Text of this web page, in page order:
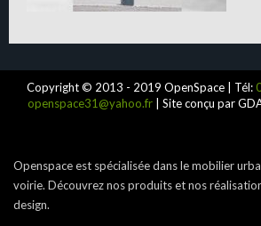
Copyright © 2013 - 2019 OpenSpace | Tél:
openspace31@yahoo.fr | Site conçu par
Openspace est spécialisée dans le mobilier
voirie. Découvrez nos produits et nos
design.